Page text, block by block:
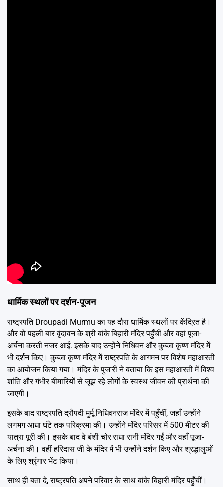
धार्मिक स्थलों पर दर्शन-पूजन
राष्ट्रपति Droupadi Murmu का यह दौरा धार्मिक स्थलों पर केंद्रित है।
और वो पहली बार वृंदावन के श्री बांके बिहारी मंदिर पहुँचीं और वहां पूजा-
अर्चना करती नजर आई. इसके बाद उन्होंने निधिवन और कुब्जा कृष्ण मंदिर में
भी दर्शन किए। कुब्जा कृष्ण मंदिर में राष्ट्रपति के आगमन पर विशेष महाआरती
का आयोजन किया गया। मंदिर के पुजारी ने बताया कि इस महाआरती में विश्व
शांति और गंभीर बीमारियों से जूझ रहे लोगों के स्वस्थ जीवन की प्रार्थना की
जाएगी।
इसके बाद राष्ट्रपति द्रौपदी मुर्मू निधिवनराज मंदिर में पहुँचीं, जहाँ उन्होंने
लगभग आधा घंटे तक परिक्रमा की। उन्होंने मंदिर परिसर में 500 मीटर की
यात्रा पूरी की। इसके बाद वे बंशी चोर राधा रानी मंदिर गईं और वहाँ पूजा-
अर्चना की। वहीं हरिदास जी के मंदिर में भी उन्होंने दर्शन किए और श्रद्धालुओं
के लिए श्रृंगार भेंट किया।
साथ ही बता दे, राष्ट्रपति अपने परिवार के साथ बांके बिहारी मंदिर पहुँचीं।